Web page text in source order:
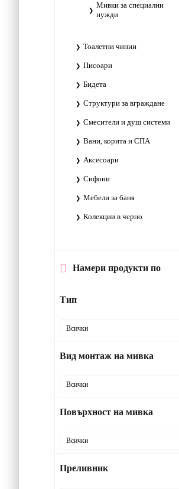
Мивки за специални
нужди
Тоалетни чинии
Писоари
Бидета
Структури за вграждане
Смесители и душ системи
Вани, корита и СПА
Аксесоари
Сифони
Мебели за баня
Колекции в черно
Намери продукти по
Тип
Вид монтаж на мивка
Повърхност на мивка
Преливник